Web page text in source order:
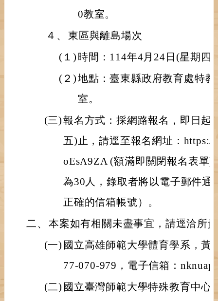
0教室。
４、 東區與離島場次
(１) 時間：114年4月24日(星期四
(２)地點：臺東縣政府教育處特
室。
(三)報名方式：採網路報名，即日起
五)止，請逕至報名網址：
oEsA9ZA (額滿即關閉報名表單)
為30人，錄取者將以電子郵件通
正確的信箱帳號）。
二、 本案如有相關未盡事宜，請逕洽所
(一) 國立高雄師範大學體育學系，黃
77-070-979，電子信箱：
(二) 國立臺灣師範大學特殊教育中心